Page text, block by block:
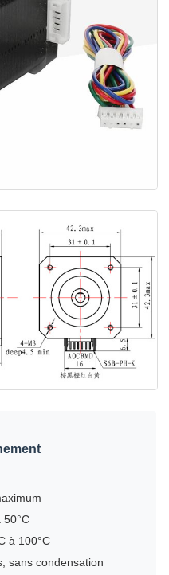
50°C
à 100°C
sans condensation